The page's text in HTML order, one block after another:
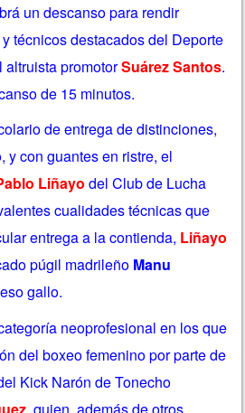
un descanso para rendir
técnicos destacados del Deporte
altruista promotorSuárez Santos.
de 15 minutos.
de entrega de distinciones,
y con guantes en ristre, el
Liñayo del Club de Lucha
cualidades técnicas que
entrega a la contienda, Liñayo
púgil madrileño Manu
gallo.
neoprofesional en los que
del boxeo femenino por parte de
Kick Narón de Tonecho